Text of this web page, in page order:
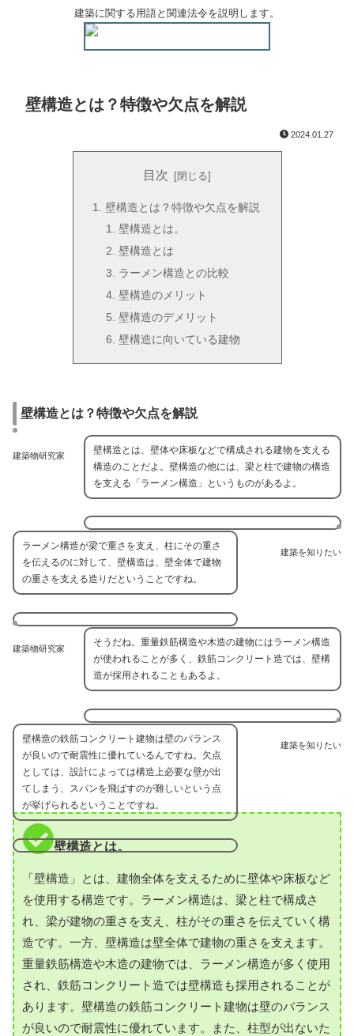
建築に関する用語と関連法令を説明します。
壁構造とは？特徴や欠点を解説
2024.01.27
目次
壁構造とは？特徴や欠点を解説
壁構造とは。
壁構造とは
ラーメン構造との比較
壁構造のメリット
壁構造のデメリット
壁構造に向いている建物
壁構造とは？特徴や欠点を解説
建築物研究家
壁構造とは、壁体や床板などで構成される建物を支える
構造のことだよ。壁構造の他には、梁と柱で建物の構造
を支える「ラーメン構造」というものがあるよ。
建築を知りたい
ラーメン構造が梁で重さを支え、柱にその重さ
を伝えるのに対して、壁構造は、壁全体で建物
の重さを支える造りだということですね。
建築物研究家
そうだね。重量鉄筋構造や木造の建物にはラーメン構造
が使われることが多く、鉄筋コンクリート造では、壁構
造が採用されることもあるよ。
建築を知りたい
壁構造の鉄筋コンクリート建物は壁のバランス
が良いので耐震性に優れているんですね。欠点
としては、設計によっては構造上必要な壁が出
てしまう、スパンを飛ばすのが難しいという点
が挙げられるということですね。
壁構造とは。
「壁構造」とは、建物全体を支えるために壁体や床板など
を使用する構造です。ラーメン構造は、梁と柱で構成さ
れ、梁が建物の重さを支え、柱がその重さを伝えていく構
造です。一方、壁構造は壁全体で建物の重さを支えます。
重量鉄筋構造や木造の建物では、ラーメン構造が多く使用
され、鉄筋コンクリート造では壁構造も採用されることが
あります。壁構造の鉄筋コンクリート建物は壁のバランス
が良いので耐震性に優れています。また、柱型が出ないた